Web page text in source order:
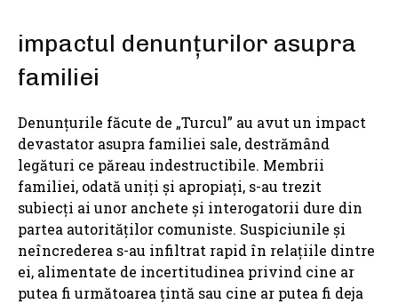
impactul denunțurilor asupra
familiei
Denunțurile făcute de „Turcul” au avut un impact
devastator asupra familiei sale, destrămând
legături ce păreau indestructibile. Membrii
familiei, odată uniți și apropiați, s-au trezit
subiecți ai unor anchete și interogatorii dure din
partea autorităților comuniste. Suspiciunile și
neîncrederea s-au infiltrat rapid în relațiile dintre
ei, alimentate de incertitudinea privind cine ar
putea fi următoarea țintă sau cine ar putea fi deja